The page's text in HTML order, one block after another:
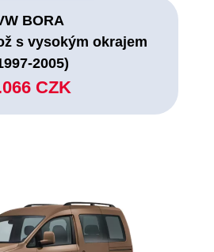
BORA
s vysokým okrajem
2005)
CZK